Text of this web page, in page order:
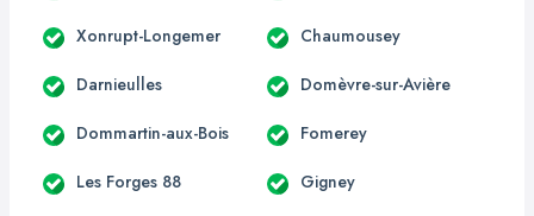
Xonrupt-Longemer Chaumousey
Darnieulles Domèvre-sur-Avière
Dommartin-aux-Bois Fomerey
Les Forges 88 Gigney